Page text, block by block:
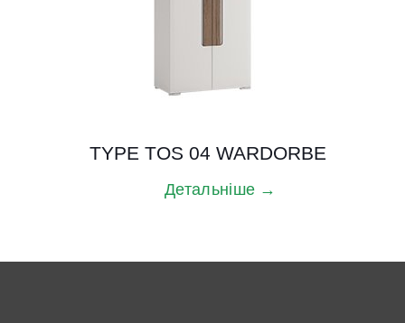
TYPE TOS 04 WARDORBE
Детальніше →